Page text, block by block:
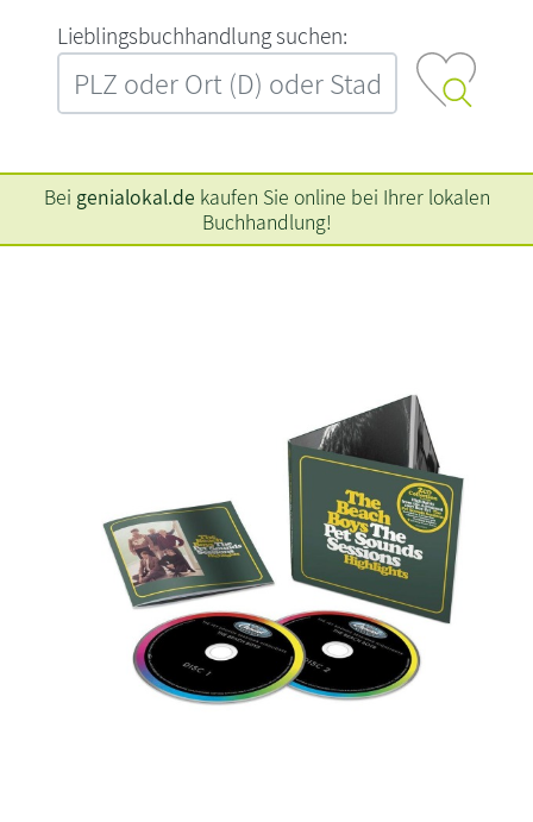
L‍i‍e‍b‍l‍i‍n‍g‍s‍b‍u‍c‍h‍h‍a‍n‍d‍l‍u‍n‍g‍ ‍s‍u‍c‍h‍e‍n‍:‍
Bei genialokal.de kaufen Sie online bei Ihrer lokalen
Buchhandlung!